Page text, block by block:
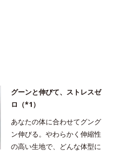
グーンと伸びて、ストレスゼ
ロ（*1）
あなたの体に合わせてグング
ン伸びる。やわらかく伸縮性
の高い生地で、どんな体型に